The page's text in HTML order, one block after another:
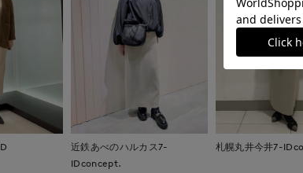
近鉄あべのハルカス7-
IDconcept.
札幌丸井今井7-